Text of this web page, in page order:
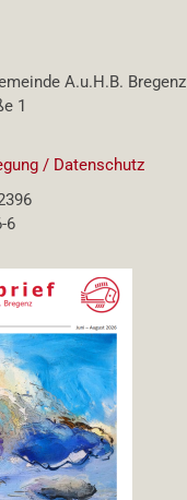
A.u.H.B. Bregenz
1
/ Datenschutz
6